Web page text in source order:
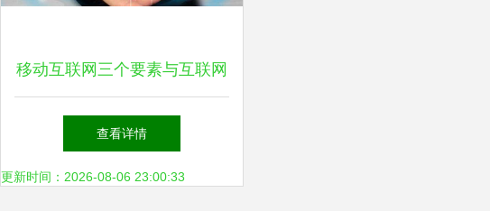
移动互联网三个要素与互联网
接入及相关服务的深度解析
查看详情
更新时间：2026-08-06 23:00:33